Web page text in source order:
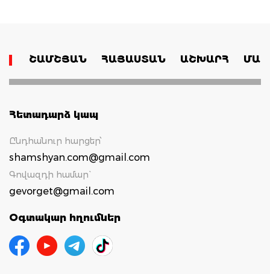
ՇԱՄՇՅԱՆ ՀԱՅԱՍՏԱՆ ԱՇԽԱՐՀ
Հետադարձ կապ
Ընդհանուր հարցեր՝
shamshyan.com@gmail.com
Գովազդի համար`
gevorget@gmail.com
Օգտակար հղումներ